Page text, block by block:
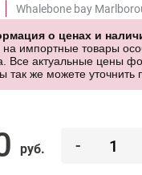
Whalebone bay
о ценах и
импортные товары
Все актуальные цены
так же можете уточнить
руб. -